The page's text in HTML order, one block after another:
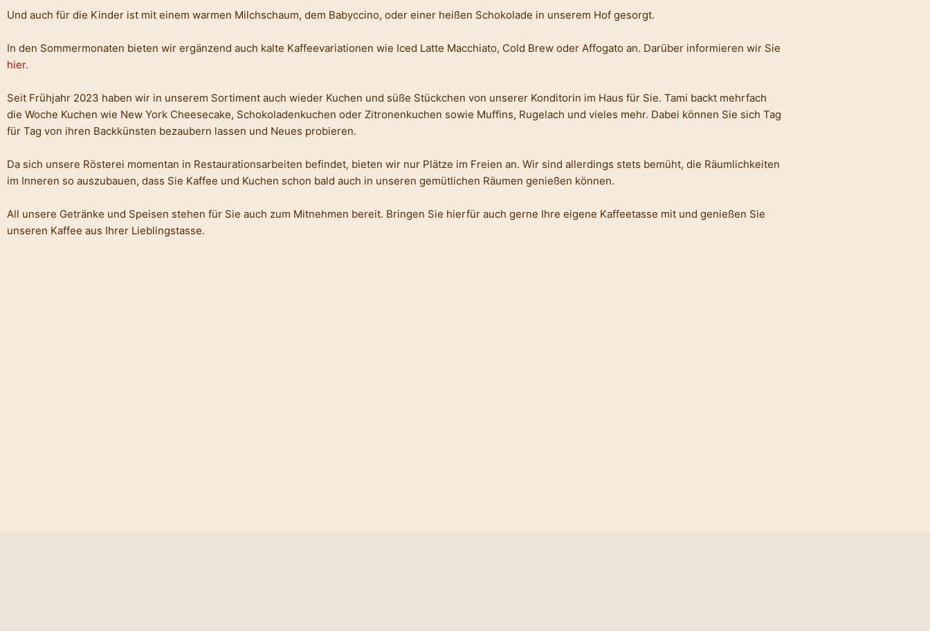
Und auch für die Kinder ist mit einem warmen Milchschaum, dem Babyccino, oder einer heißen Schokolade in unserem Hof gesorgt.
In den Sommermonaten bieten wir ergänzend auch kalte Kaffeevariationen wie Iced Latte Macchiato, Cold Brew oder Affogato an. Darüber informieren wir Sie
hier.
Seit Frühjahr 2023 haben wir in unserem Sortiment auch wieder Kuchen und süße Stückchen von unserer Konditorin im Haus für Sie. Tami backt mehrfach
die Woche Kuchen wie New York Cheesecake, Schokoladenkuchen oder Zitronenkuchen sowie Muffins, Rugelach und vieles mehr. Dabei können Sie sich Tag
für Tag von ihren Backkünsten bezaubern lassen und Neues probieren.
Da sich unsere Rösterei momentan in Restaurationsarbeiten befindet, bieten wir nur Plätze im Freien an. Wir sind allerdings stets bemüht, die Räumlichkeiten
im Inneren so auszubauen, dass Sie Kaffee und Kuchen schon bald auch in unseren gemütlichen Räumen genießen können.
All unsere Getränke und Speisen stehen für Sie auch zum Mitnehmen bereit. Bringen Sie hierfür auch gerne Ihre eigene Kaffeetasse mit und genießen Sie
unseren Kaffee aus Ihrer Lieblingstasse.